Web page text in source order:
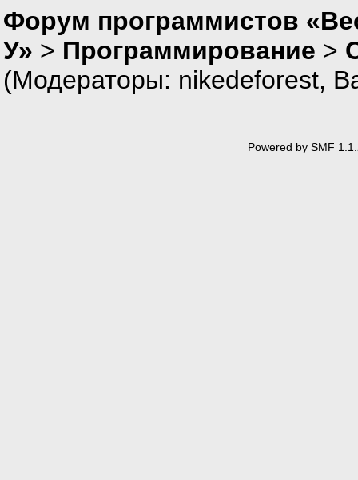
Форум программистов
У» > Программирование >
(Модераторы: nikedeforest,
Powered by SMF